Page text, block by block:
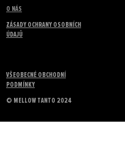
O NÁS
ZÁSADY OCHRANY OSOBNÍCH
ÚDAJŮ
VŠEOBECNÉ OBCHODNÍ
PODMÍNKY
© MELLOW TANTO 2024